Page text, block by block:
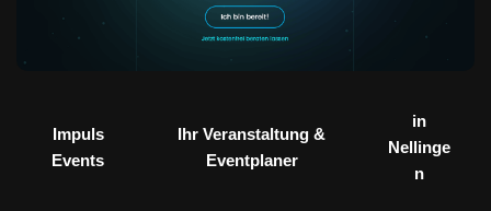
Impuls
Events
Ihr Veranstaltung &
Eventplaner
in
Nellinge
n